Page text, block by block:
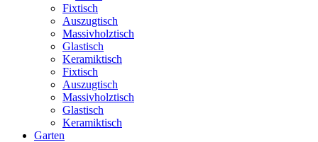
Fixtisch
Auszugtisch
Massivholztisch
Glastisch
Keramiktisch
Fixtisch
Auszugtisch
Massivholztisch
Glastisch
Keramiktisch
Garten